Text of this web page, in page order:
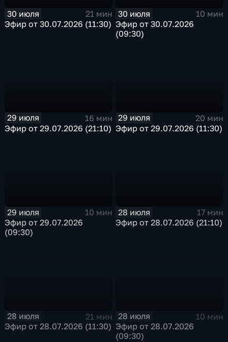
30 июля
21 мин
Эфир от 30.07.2026 (11:30)
30 июля
10 мин
Эфир от 30.07.2026
(09:30)
29 июля
16 мин
Эфир от 29.07.2026 (21:10)
29 июля
20 мин
Эфир от 29.07.2026 (11:30)
29 июля
10 мин
Эфир от 29.07.2026
(09:30)
28 июля
17 мин
Эфир от 28.07.2026 (21:10)
28 июля
21 мин
Эфир от 28.07.2026 (11:30)
28 июля
10 мин
Эфир от 28.07.2026
(09:30)